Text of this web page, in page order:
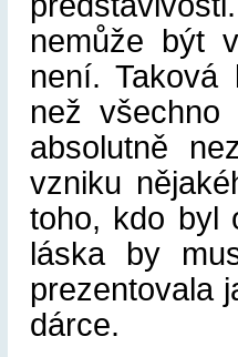
nemůže být
není.
než
absolutně
vzniku
toho, kdo byl
láska by
prezentovala
dárce.